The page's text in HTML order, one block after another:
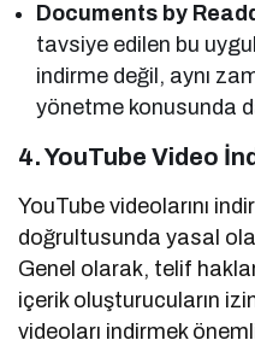
Documents by
tavsiye edilen bu
indirme değil, aynı
yönetme konusunda
4. YouTube Video
YouTube videolarını
doğrultusunda yasal
Genel olarak, telif
içerik oluşturucuların
videoları indirmek